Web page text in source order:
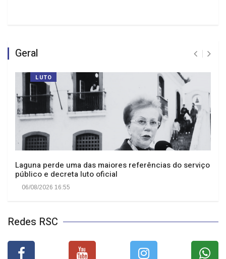
Geral
LUTO
Laguna perde uma das maiores referências do serviço
público e decreta luto oficial
06/08/2026 16:55
Redes RSC